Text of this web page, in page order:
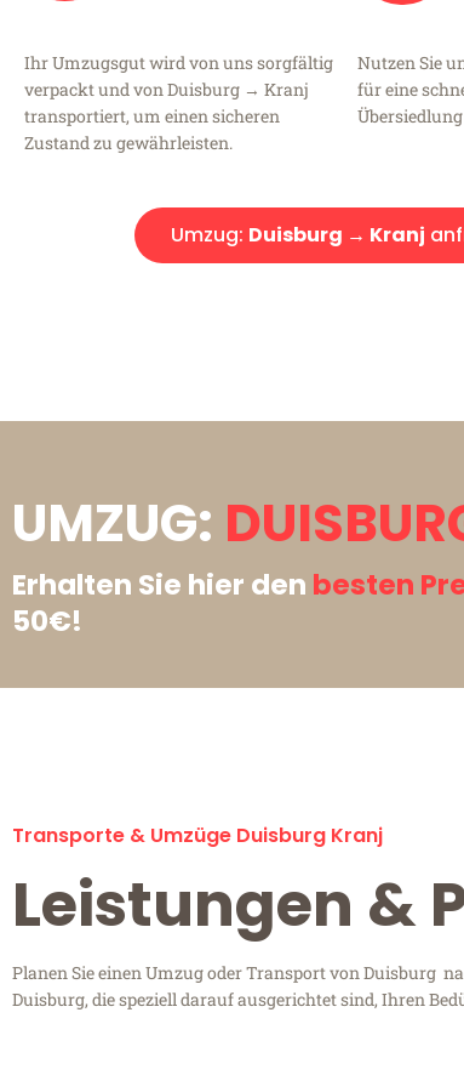
Ihr Umzugsgut wird von uns sorgfältig
verpackt und von Duisburg → Kranj
transportiert, um einen sicheren
Zustand zu gewährleisten.
Nutzen Sie
für eine
Umzug: Duisburg → Kranj
UMZUG:
Erhalten Sie hier den besten
50€!
Transporte & Umzüge Duisburg Kranj
Leistungen &
Planen Sie einen Umzug oder Transport von Duisburg
Duisburg, die speziell darauf ausgerichtet sind, Ihren